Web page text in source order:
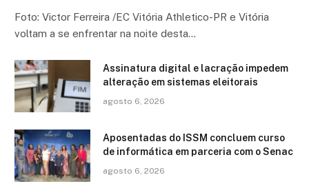
Foto: Victor Ferreira /EC Vitória Athletico-PR e Vitória
voltam a se enfrentar na noite desta…
Assinatura digital e lacração impedem
alteração em sistemas eleitorais
agosto 6, 2026
Aposentadas do ISSM concluem curso
de informática em parceria com o Senac
agosto 6, 2026